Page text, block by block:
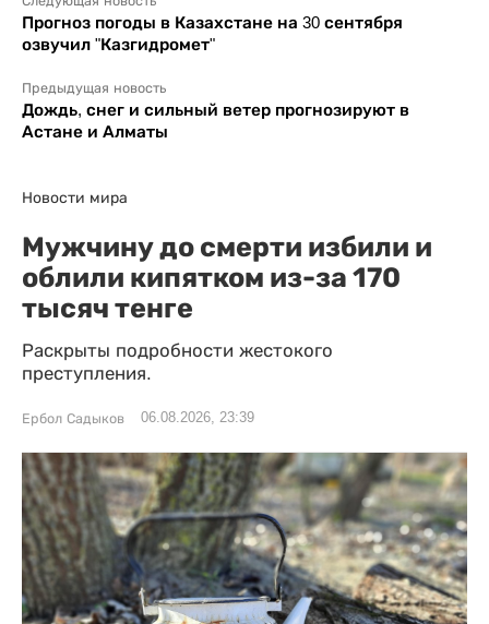
Прогноз погоды в Казахстане на 30 сентября
озвучил "Казгидромет"
Предыдущая новость
Дождь, снег и сильный ветер прогнозируют в
Астане и Алматы
Новости мира
Мужчину до смерти избили и
облили кипятком из-за 170
тысяч тенге
Раскрыты подробности жестокого
преступления.
Ербол Садыков 06.08.2026, 23:39